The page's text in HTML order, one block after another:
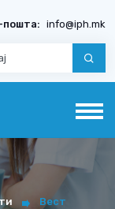
пошта: info@iph.mk
Вест